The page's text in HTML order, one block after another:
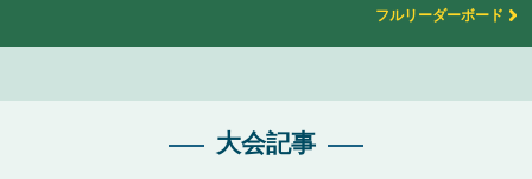
フルリーダーボード
大会記事